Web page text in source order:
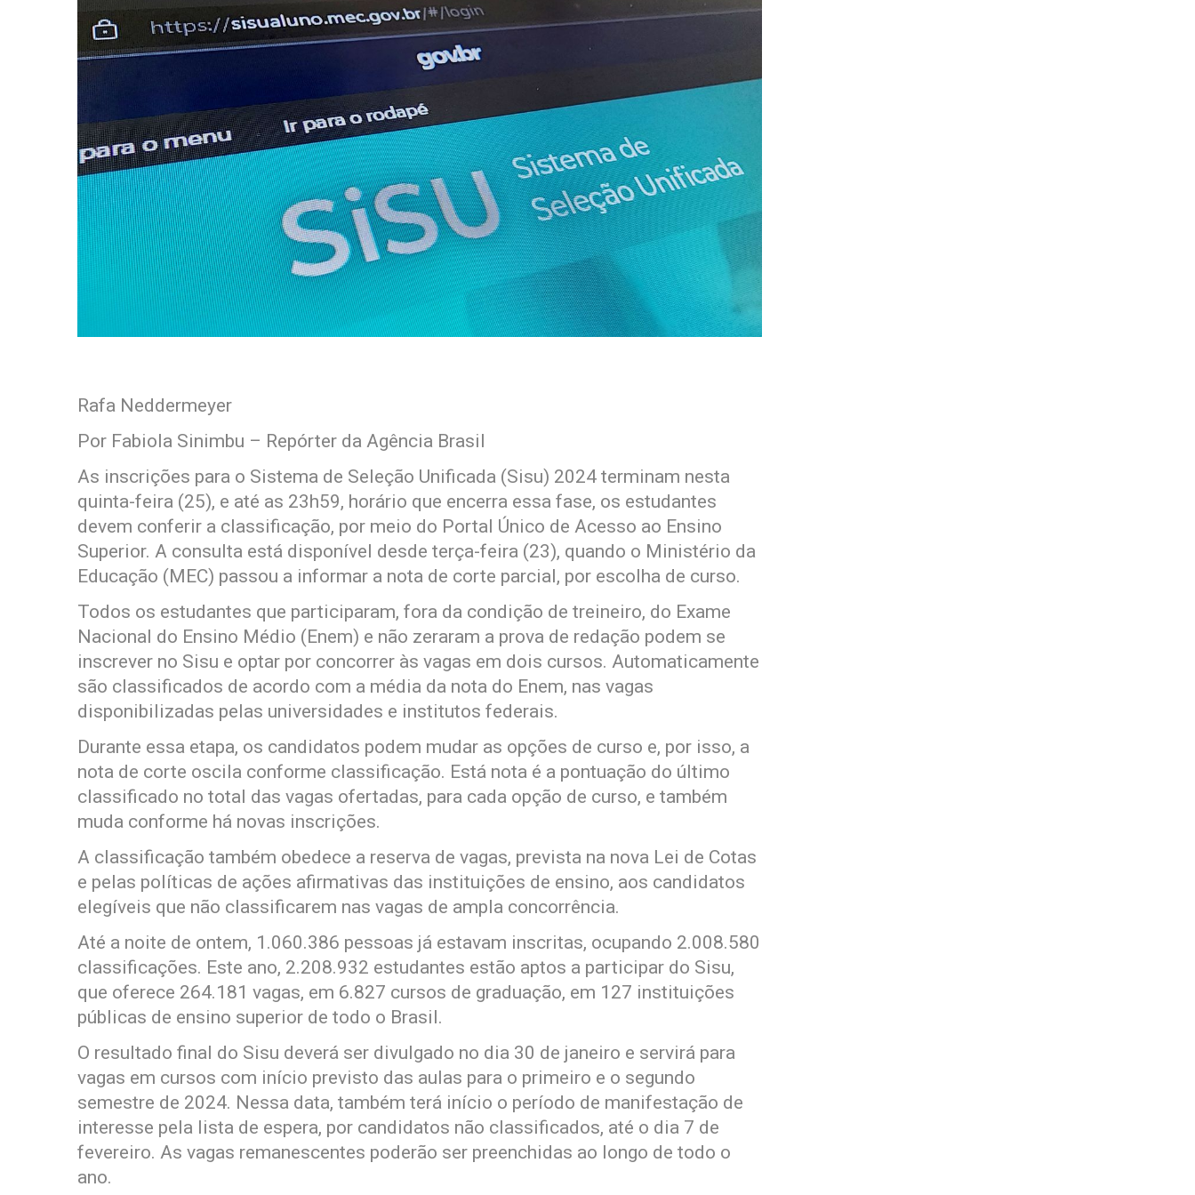
Rafa Neddermeyer
Por Fabiola Sinimbu – Repórter da Agência Brasil
As inscrições para o Sistema de Seleção Unificada (Sisu) 2024 terminam nesta
quinta-feira (25), e até as 23h59, horário que encerra essa fase, os estudantes
devem conferir a classificação, por meio do Portal Único de Acesso ao Ensino
Superior. A consulta está disponível desde terça-feira (23), quando o Ministério da
Educação (MEC) passou a informar a nota de corte parcial, por escolha de curso.
Todos os estudantes que participaram, fora da condição de treineiro, do Exame
Nacional do Ensino Médio (Enem) e não zeraram a prova de redação podem se
inscrever no Sisu e optar por concorrer às vagas em dois cursos. Automaticamente
são classificados de acordo com a média da nota do Enem, nas vagas
disponibilizadas pelas universidades e institutos federais.
Durante essa etapa, os candidatos podem mudar as opções de curso e, por isso, a
nota de corte oscila conforme classificação. Está nota é a pontuação do último
classificado no total das vagas ofertadas, para cada opção de curso, e também
muda conforme há novas inscrições.
A classificação também obedece a reserva de vagas, prevista na nova Lei de Cotas
e pelas políticas de ações afirmativas das instituições de ensino, aos candidatos
elegíveis que não classificarem nas vagas de ampla concorrência.
Até a noite de ontem, 1.060.386 pessoas já estavam inscritas, ocupando 2.008.580
classificações. Este ano, 2.208.932 estudantes estão aptos a participar do Sisu,
que oferece 264.181 vagas, em 6.827 cursos de graduação, em 127 instituições
públicas de ensino superior de todo o Brasil.
O resultado final do Sisu deverá ser divulgado no dia 30 de janeiro e servirá para
vagas em cursos com início previsto das aulas para o primeiro e o segundo
semestre de 2024. Nessa data, também terá início o período de manifestação de
interesse pela lista de espera, por candidatos não classificados, até o dia 7 de
fevereiro. As vagas remanescentes poderão ser preenchidas ao longo de todo o
ano.